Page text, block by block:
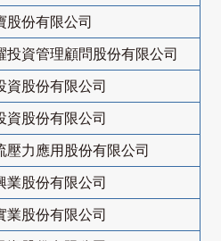
股份有限公司
投資管理顧問股份有限公司
資股份有限公司
資股份有限公司
壓力應用股份有限公司
業股份有限公司
業股份有限公司